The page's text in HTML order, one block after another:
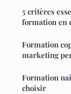
5 critères
formation en
Formation
marketing
Formation
choisir